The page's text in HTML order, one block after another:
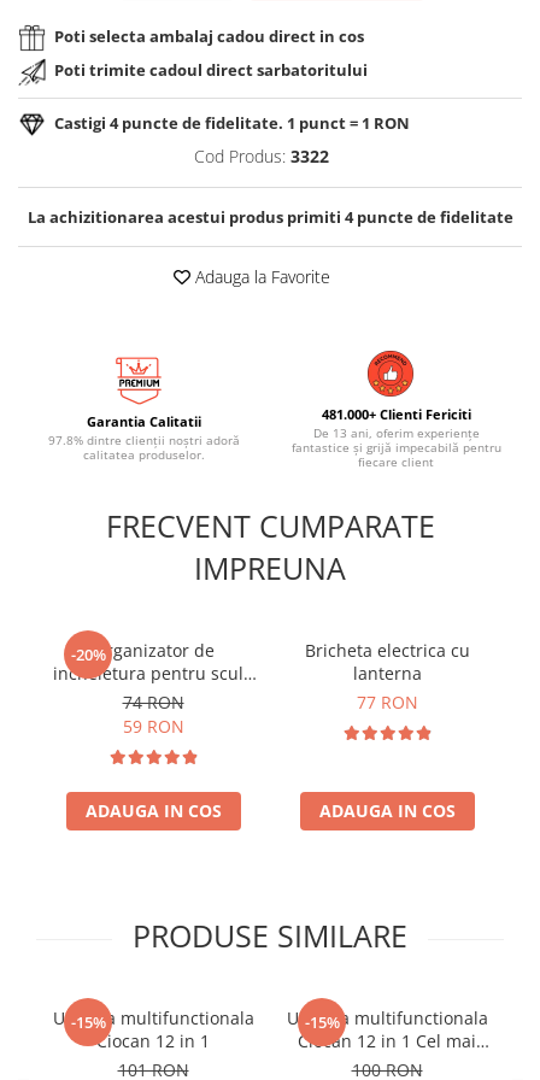
Poti selecta ambalaj cadou direct in cos
Poti trimite cadoul direct sarbatoritului
Castigi 4puncte de fidelitate. 1 punct = 1 RON
Cod Produs: 3322
La achizitionarea acestui produs primiti 4puncte de fidelitate
Adauga la Favorite
Garantia Calitatii
97.8% dintre clienții noștri adoră
calitatea produselor.
481.000+ Clienti Fericiti
De 13 ani, oferim experiențe
fantastice și grijă impecabilă pentru
fiecare client
FRECVENT CUMPARATE
IMPREUNA
-20%Organizator de
incheietura pentru scule
The Handy Helper
74 RON
59 RON
ADAUGA IN COS
Bricheta electrica cu
lanterna
77 RON
ADAUGA IN COS
PRODUSE SIMILARE
-15%
Unealta multifunctionala
Ciocan 12 in 1
101 RON
-15%
Unealta multifunctionala
Ciocan 12 in 1 Cel mai
bun tata
100 RON